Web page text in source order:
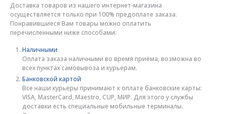
Доставка товаров из нашего интернет-магазина
осуществляется только при 100% предоплате заказа.
Понравившиеся Вам товары можно оплатить
перечисленными ниже способами:
Наличными
Оплата заказа наличными во время приёма, возможна во
всех пунктах самовывоза и курьерам.
Банковской картой
Все наши курьеры принимают к оплате банковские карты:
VISA, MasterCard, Maestro, CUP, МИР. Для этого у службы
доставки есть специальные мобильные терминалы.